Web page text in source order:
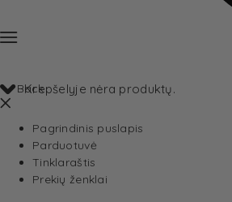
Krepšelyje nėra produktų.
Back
Pagrindinis puslapis
Parduotuvė
Tinklaraštis
Prekių ženklai